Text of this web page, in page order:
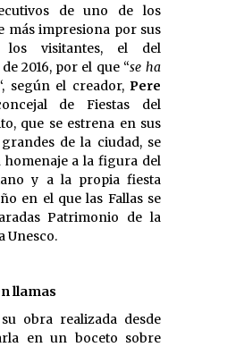
de uno de los
más impresiona por sus
los visitantes, el del
2016, por el que “se ha
según el creador, Pere
de Fiestas del
que se estrena en sus
de la ciudad, se
homenaje a la figura del
y a la propia fiesta
en el que las Fallas se
Patrimonio de la
Unesco.
llamas
obra realizada desde
en un boceto sobre